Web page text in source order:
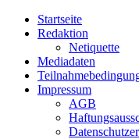
Zum
Inhalt
Startseite
Redaktion
Netiquette
Mediadaten
Impressum
AGB